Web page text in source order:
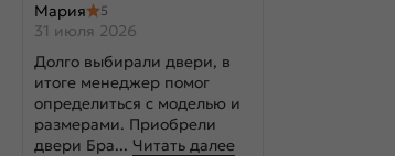
Мария
5
31 июля 2026
Долго выбирали двери, в
итоге менеджер помог
определиться с моделью и
размерами. Приобрели
двери Бра... Читать далее